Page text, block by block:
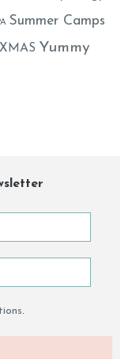
Summer Camps
XMAS Yummy
.